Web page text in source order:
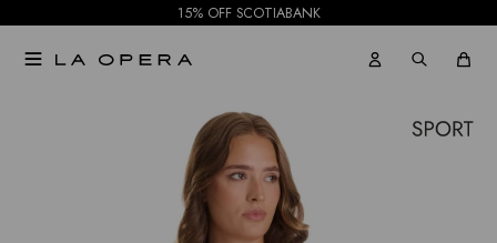
15% OFF SCOTIABANK

NOTIFICARME